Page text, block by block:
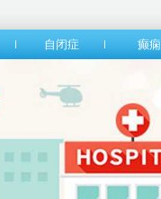
自闭症 癫痫